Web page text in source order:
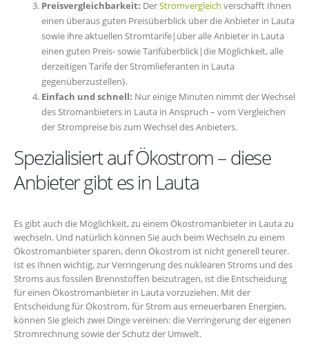
Preisvergleichbarkeit: DerStromvergleich verschafft Ihnen
einen überaus guten Preisüberblick über die Anbieter in Lauta
sowie ihre aktuellen Stromtarife|über alle Anbieter in Lauta
einen guten Preis- sowie Tarifüberblick|die Möglichkeit, alle
derzeitigen Tarife der Stromlieferanten in Lauta
gegenüberzustellen}.
Einfach und schnell: Nur einige Minuten nimmt der Wechsel
des Stromanbieters in Lauta in Anspruch – vom Vergleichen
der Strompreise bis zum Wechsel des Anbieters.
Spezialisiert auf Ökostrom – diese
Anbieter gibt es in Lauta
Es gibt auch die Möglichkeit, zu einem Ökostromanbieter in Lauta zu
wechseln. Und natürlich können Sie auch beim Wechseln zu einem
Ökostromanbieter sparen, denn Ökostrom ist nicht generell teurer.
Ist es Ihnen wichtig, zur Verringerung des nuklearen Stroms und des
Stroms aus fossilen Brennstoffen beizutragen, ist die Entscheidung
für einen Ökostromanbieter in Lauta vorzuziehen. Mit der
Entscheidung für Ökostrom, für Strom aus erneuerbaren Energien,
können Sie gleich zwei Dinge vereinen: die Verringerung der eigenen
Stromrechnung sowie der Schutz der Umwelt.